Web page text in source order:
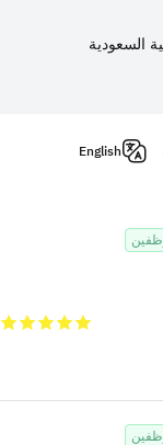
السعودية
English